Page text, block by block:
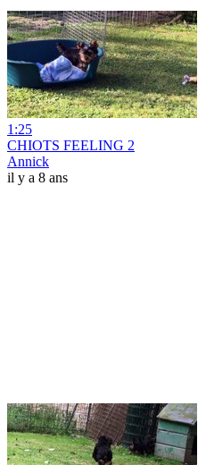
1:25
CHIOTS FEELING 2
Annick
il y a 8 ans